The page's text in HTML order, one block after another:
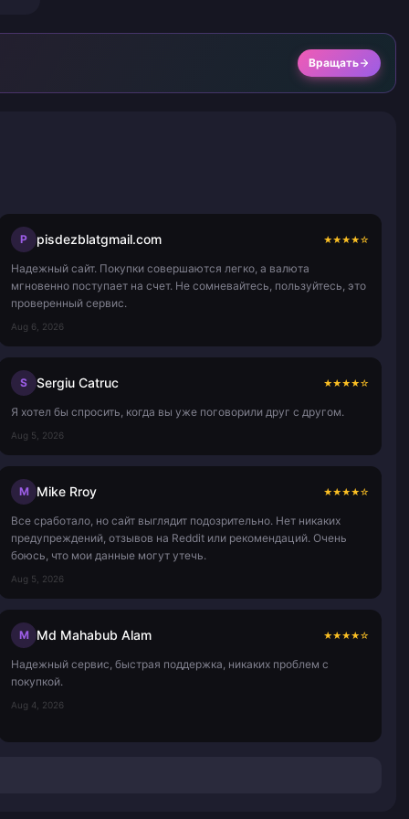
Вращать
P pisdezblatgmail.com ★★★★☆
Надежный сайт. Покупки совершаются легко, а валюта
мгновенно поступает на счет. Не сомневайтесь, пользуйтесь, это
проверенный сервис.
Aug 6, 2026
S Sergiu Catruc ★★★★☆
Я хотел бы спросить, когда вы уже поговорили друг с другом.
Aug 5, 2026
M Mike Rroy ★★★★☆
Все сработало, но сайт выглядит подозрительно. Нет никаких
предупреждений, отзывов на Reddit или рекомендаций. Очень
боюсь, что мои данные могут утечь.
Aug 5, 2026
M Md Mahabub Alam ★★★★☆
Надежный сервис, быстрая поддержка, никаких проблем с
покупкой.
Aug 4, 2026